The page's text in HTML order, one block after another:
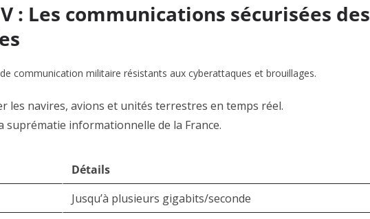
: Les communications sécurisées des
communication militaire résistants aux cyberattaques et brouillages.
les navires, avions et unités terrestres en temps réel.
suprématie informationnelle de la France.
Détails
Jusqu’à plusieurs gigabits/seconde